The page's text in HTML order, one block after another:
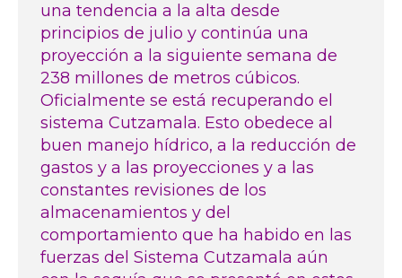
una tendencia a la alta desde
principios de julio y continúa una
proyección a la siguiente semana de
238 millones de metros cúbicos.
Oficialmente se está recuperando el
sistema Cutzamala. Esto obedece al
buen manejo hídrico, a la reducción de
gastos y a las proyecciones y a las
constantes revisiones de los
almacenamientos y del
comportamiento que ha habido en las
fuerzas del Sistema Cutzamala aún